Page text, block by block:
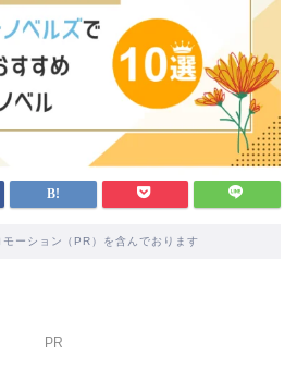
ーション（PR）を含んでおります
PR